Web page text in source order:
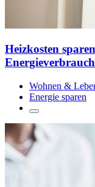
Heizkosten
Energieverbrauch
Wohnen &
Energie sparen